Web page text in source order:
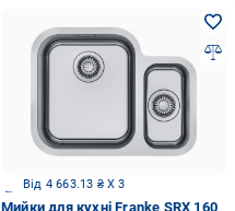
Від 4 663.13 ₴ X 3
Мийки для кухні Franke SRX 160